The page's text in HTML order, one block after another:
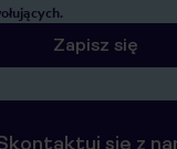
Zapisz się
się z